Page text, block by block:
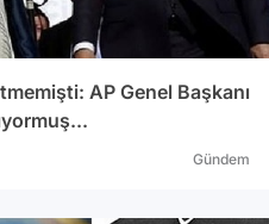
AP Genel Başkanı
Gündem